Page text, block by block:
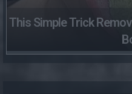
This Simple Trick